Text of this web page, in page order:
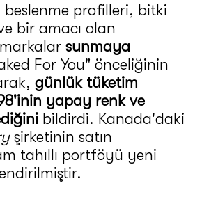
beslenme profilleri, bitki
bir amacı olan
sunmaya
For You" önceliğinin
günlük tüketim
yapay renk ve
bildirdi. Kanada'daki
şirketinin satın
tahıllı portföyü yeni